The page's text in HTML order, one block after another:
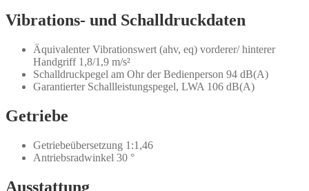
Vibrations- und Schalldruckdaten
Äquivalenter Vibrationswert (ahv, eq) vorderer/ hinterer
Handgriff 1,8/1,9 m/s²
Schalldruckpegel am Ohr der Bedienperson 94 dB(A)
Garantierter Schallleistungspegel, LWA 106 dB(A)
Getriebe
Getriebeübersetzung 1:1,46
Antriebsradwinkel 30 °
Ausstattung